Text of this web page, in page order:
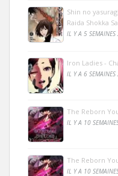
Shin no
Raida Shokka
IL Y A 5 SEMAINES
Iron Ladies -
IL Y A 6 SEMAINES
The Reborn
IL Y A 10
The Reborn
IL Y A 10